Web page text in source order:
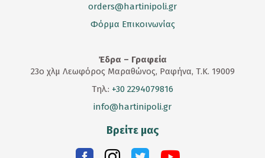
orders@hartinipoli.gr
Φόρμα Επικοινωνίας
Έδρα – Γραφεία
23ο χλμ Λεωφόρος Μαραθώνος, Ραφήνα, Τ.Κ. 19009
Τηλ.: +30 2294079816
info@hartinipoli.gr
Βρείτε μας